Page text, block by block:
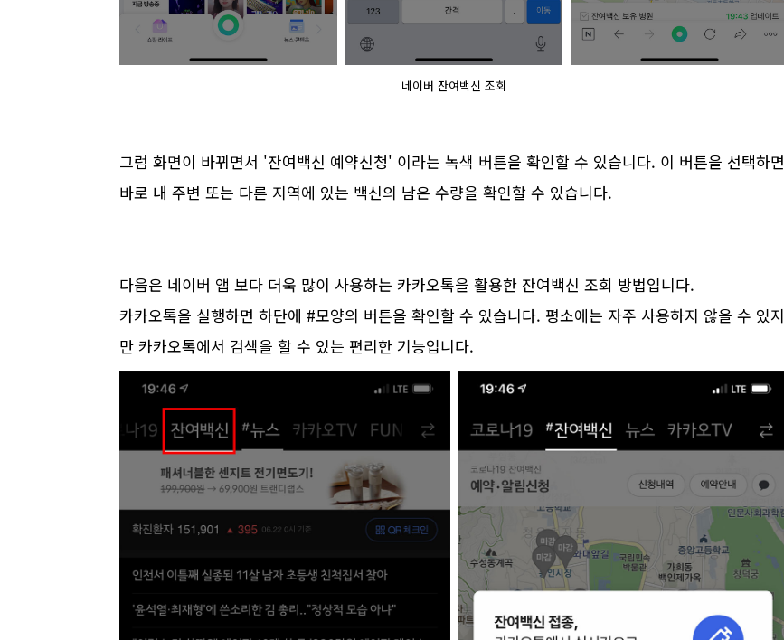
네이버 잔여백신 조회
그럼 화면이 바뀌면서 '잔여백신 예약신청' 이라는 녹색 버튼을 확인할 수 있습니다. 이 버튼을 선택하면
바로 내 주변 또는 다른 지역에 있는 백신의 남은 수량을 확인할 수 있습니다.
다음은 네이버 앱 보다 더욱 많이 사용하는 카카오톡을 활용한 잔여백신 조회 방법입니다.
카카오톡을 실행하면 하단에 #모양의 버튼을 확인할 수 있습니다. 평소에는 자주 사용하지 않을 수 있지
만 카카오톡에서 검색을 할 수 있는 편리한 기능입니다.